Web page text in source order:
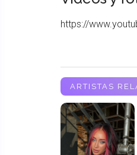
https://
ARTISTAS